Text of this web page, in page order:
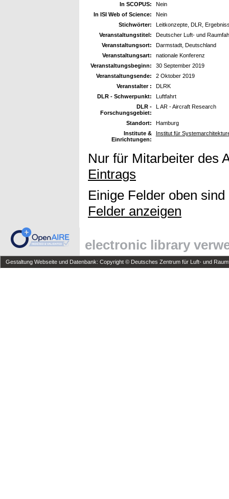
In SCOPUS:
Nein
In ISI Web of Science:
Nein
Stichwörter:
Leitkonzepte, DLR,
Veranstaltungstitel:
Deutscher Luft- und
Veranstaltungsort:
Darmstadt, Deutschland
Veranstaltungsart:
nationale Konferenz
Veranstaltungsbeginn:
30 September 2019
Veranstaltungsende:
2 Oktober 2019
Veranstalter :
DLRK
DLR - Schwerpunkt:
Luftfahrt
DLR -
Forschungsgebiet:
L AR - Aircraft Research
Standort:
Hamburg
Institute &
Einrichtungen:
Institut für
Nur für Mitarbeiter des
Eintrags
Einige Felder oben
Felder anzeigen
electronic library
Gestaltung Webseite und Datenbank: Copyright © Deutsches Zentrum für Luft- und